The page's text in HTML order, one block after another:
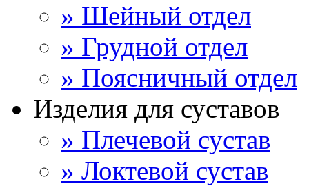
» Шейный отдел
» Грудной отдел
» Поясничный отдел
Изделия для суставов
» Плечевой сустав
» Локтевой сустав